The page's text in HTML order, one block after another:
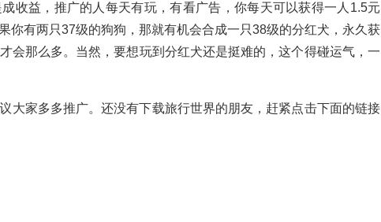
收益，推广的人每天有玩，有看广告，你每天可以获得一人1.5元
你有两只37级的狗狗，那就有机会合成一只38级的分红犬，永久获
会那么多。当然，要想玩到分红犬还是挺难的，这个得碰运气，一
大家多多推广。还没有下载旅行世界的朋友，赶紧点击下面的链接